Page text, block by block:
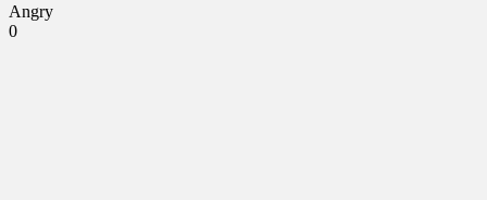
Angry
0